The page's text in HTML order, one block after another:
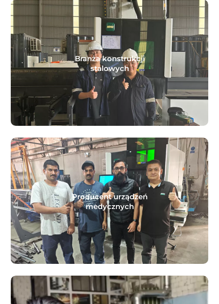
Branża konstrukcji
stalowych
Producent urządzeń
medycznych